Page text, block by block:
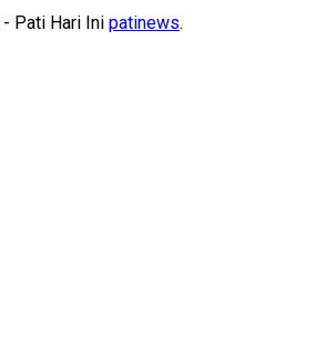
- Pati Hari Ini patinews.